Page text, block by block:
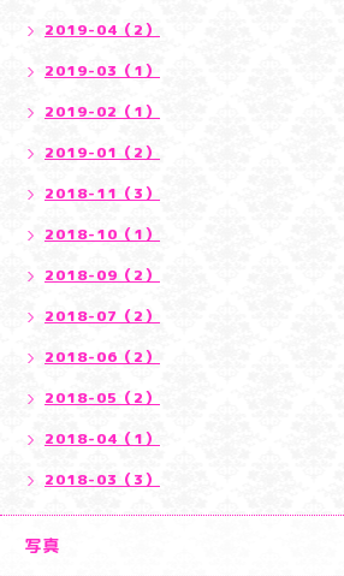
2019-04（2）
2019-03（1）
2019-02（1）
2019-01（2）
2018-11（3）
2018-10（1）
2018-09（2）
2018-07（2）
2018-06（2）
2018-05（2）
2018-04（1）
2018-03（3）
写真